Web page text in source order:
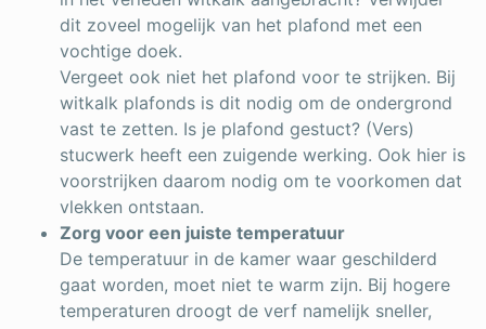
dit zoveel mogelijk van het plafond met een
vochtige doek.
Vergeet ook niet het plafond voor te strijken. Bij
witkalk plafonds is dit nodig om de ondergrond
vast te zetten. Is je plafond gestuct? (Vers)
stucwerk heeft een zuigende werking. Ook hier is
voorstrijken daarom nodig om te voorkomen dat
vlekken ontstaan.
Zorg voor een juiste temperatuur
De temperatuur in de kamer waar geschilderd
gaat worden, moet niet te warm zijn. Bij hogere
temperaturen droogt de verf namelijk sneller,